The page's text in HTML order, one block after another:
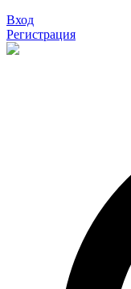
Вход
Регистрация